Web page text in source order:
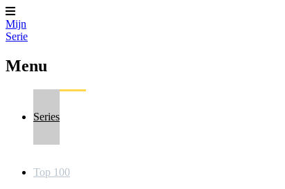
Mijn
Serie
Menu
Series
Top 100